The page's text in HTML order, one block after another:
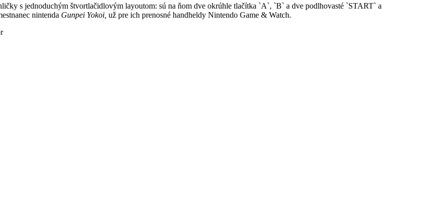
s jednoduchým štvortlačidlovým layoutom: sú na ňom dve okrúhle tlačítka `A`, `B` a dve podlhovasté `START` a
nintenda Gunpei Yokoi, už pre ich prenosné handheldy Nintendo Game & Watch.